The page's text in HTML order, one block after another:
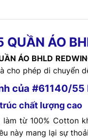
ÁO
ÁO BHLD
cho phép di chuyển
của #61140/55
chất lượng cao
từ 100% Cotton
này mang lại sự